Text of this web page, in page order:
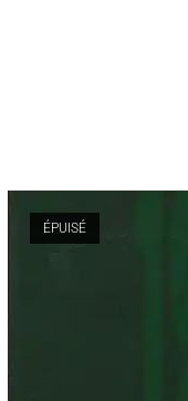
ÉPUISÉ